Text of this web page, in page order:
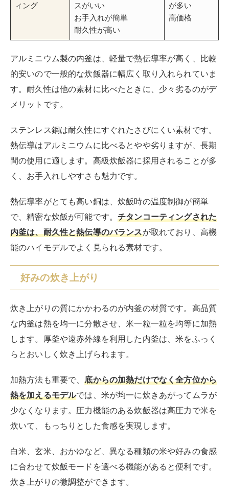
ィング
スがいい
お手入れが簡単
耐久性が高い
が多い
高価格
アルミニウム製の内釜は、軽量で熱伝導率が高く、比較
的安いので一般的な炊飯器に幅広く取り入れられていま
す。耐久性は他の素材に比べたときに、少々劣るのがデ
メリットです。
ステンレス鋼は耐久性にすぐれたさびにくい素材です。
熱伝導はアルミニウムに比べるとやや劣りますが、長期
間の使用に適します。高級炊飯器に採用されることが多
く、お手入れしやすさも魅力です。
熱伝導率がとても高い銅は、炊飯時の温度制御が簡単
で、精密な炊飯が可能です。チタンコーティングされた
内釜は、耐久性と熱伝導のバランスが取れており、高機
能のハイモデルでよく見られる素材です。
好みの炊き上がり
炊き上がりの質にかかわるのが内釜の材質です。高品質
な内釜は熱を均一に分散させ、米一粒一粒を均等に加熱
します。厚釜や遠赤外線を利用した内釜は、米をふっく
らとおいしく炊き上げられます。
加熱方法も重要で、底からの加熱だけでなく全方位から
熱を加えるモデルでは、米が均一に炊きあがってムラが
少なくなります。圧力機能のある炊飯器は高圧力で米を
炊いて、もっちりとした食感を実現します。
白米、玄米、おかゆなど、異なる種類の米や好みの食感
に合わせて炊飯モードを選べる機能があると便利です。
炊き上がりの微調整ができます。